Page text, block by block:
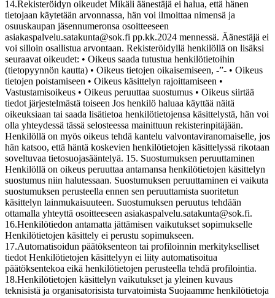
14.Rekisteröidyn oikeudet Mikäli äänestäjä ei halua, että hänen
tietojaan käytetään arvonnassa, hän voi ilmoittaa nimensä ja
osuuskaupan jäsennumeronsa osoitteeseen
asiakaspalvelu.satakunta@sok.fi pp.kk.2024 mennessä. Äänestäjä ei
voi silloin osallistua arvontaan. Rekisteröidyllä henkilöllä on lisäksi
seuraavat oikeudet: • Oikeus saada tutustua henkilötietoihin
(tietopyynnön kautta) • Oikeus tietojen oikaisemiseen, -”- • Oikeus
tietojen poistamiseen • Oikeus käsittelyn rajoittamiseen •
Vastustamisoikeus • Oikeus peruuttaa suostumus • Oikeus siirtää
tiedot järjestelmästä toiseen Jos henkilö haluaa käyttää näitä
oikeuksiaan tai saada lisätietoa henkilötietojensa käsittelystä, hän voi
olla yhteydessä tässä selosteessa mainittuun rekisterinpitäjään.
Henkilöllä on myös oikeus tehdä kantelu valvontaviranomaiselle, jos
hän katsoo, että häntä koskevien henkilötietojen käsittelyssä rikotaan
soveltuvaa tietosuojasääntelyä. 15. Suostumuksen peruuttaminen
Henkilöllä on oikeus peruuttaa antamansa henkilötietojen käsittelyn
suostumus niin halutessaan. Suostumuksen peruuttaminen ei vaikuta
suostumuksen perusteella ennen sen peruuttamista suoritetun
käsittelyn lainmukaisuuteen. Suostumuksen peruutus tehdään
ottamalla yhteyttä osoitteeseen asiakaspalvelu.satakunta@sok.fi.
16.Henkilötiedon antamatta jättämisen vaikutukset sopimukselle
Henkilötietojen käsittely ei perustu sopimukseen.
17.Automatisoidun päätöksenteon tai profiloinnin merkitykselliset
tiedot Henkilötietojen käsittelyyn ei liity automatisoitua
päätöksentekoa eikä henkilötietojen perusteella tehdä profilointia.
18.Henkilötietojen käsittelyn vaikutukset ja yleinen kuvaus
teknisistä ja organisatorisista turvatoimista Suojaamme henkilötietoja